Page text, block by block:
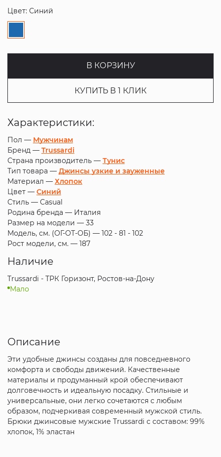
Цвет: Синий
В КОРЗИНУ
КУПИТЬ В 1 КЛИК
Характеристики:
Пол — Мужчинам
Бренд — Trussardi
Страна производитель — Тунис
Тип товара — Джинсы узкие и зауженные
Материал — Хлопок
Цвет — Синий
Стиль — Casual
Родина бренда — Италия
Размер на модели — 33
Модель, см. (ОГ-ОТ-ОБ) — 102 - 81 - 102
Рост модели, см. — 187
Наличие
Trussardi - ТРК Горизонт, Ростов-на-Дону
Мало
Описание
Эти удобные джинсы созданы для повседневного
комфорта и свободы движений. Качественные
материалы и продуманный крой обеспечивают
долговечность и идеальную посадку. Стильные и
универсальные, они легко сочетаются с любым
образом, подчеркивая современный мужской стиль.
Брюки джинсовые мужские Trussardi с составом: 99%
хлопок, 1% эластан